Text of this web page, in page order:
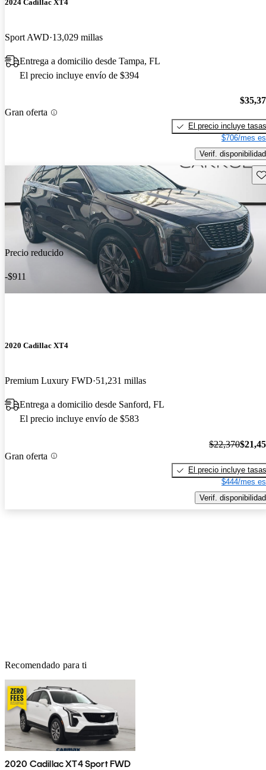
2024 Cadillac XT4
Sport AWD 13,029 millas
Entrega a domicilio desde Tampa, FL
El precio incluye envío de $394
Gran oferta
El precio incluye tasas
$706/mes
Verif. disponibilidad
Precio reducido
-$911
2020 Cadillac XT4
Premium Luxury FWD 51,231 millas
Entrega a domicilio desde Sanford, FL
El precio incluye envío de $583
Gran oferta
$22,370
El precio incluye tasas
$444/mes
Verif. disponibilidad
Recomendado para ti
2020 Cadillac XT4 Sport FWD